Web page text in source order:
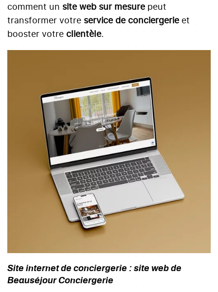
comment un site web sur mesure peut
transformer votre service de conciergerie et
booster votre clientèle.
Site internet de conciergerie : site web de
Beauséjour Conciergerie